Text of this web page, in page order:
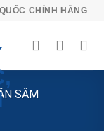
CHÍNH HÃNG
SÂM